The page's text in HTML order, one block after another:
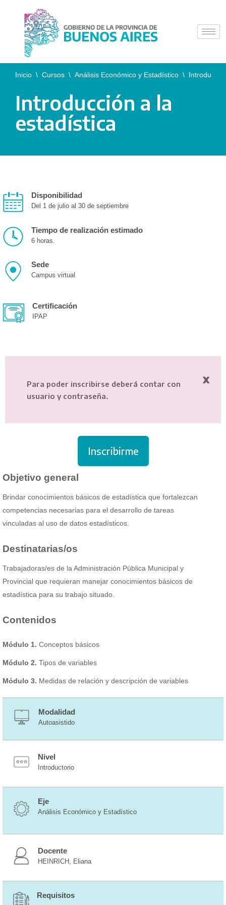
Saltar
contenido
Inicio \ Cursos \ Análisis Económico y Estadístico \
Introducción a la
estadística
Disponibilidad
Del 1 de julio al 30 de septiembre
Tiempo de realización estimado
6 horas.
Sede
Campus virtual
Certificación
IPAP
Para poder inscribirse deberá contar con
usuario y contraseña.
x
Inscribirme
Objetivo general
Brindar conocimientos básicos de estadística que fortalezcan
competencias necesarias para el desarrollo de tareas
vinculadas al uso de datos estadísticos.
Destinatarias/os
Trabajadoras/es de la Administración Pública Municipal y
Provincial que requieran manejar conocimientos básicos de
estadística para su trabajo situado.
Contenidos
Módulo 1. Conceptos básicos
Módulo 2. Tipos de variables
Módulo 3. Medidas de relación y descripción de variables
Modalidad
Autoasistido
Nivel
Introductorio
Eje
Análisis Económico y Estadístico
Docente
HEINRICH, Eliana
Requisitos